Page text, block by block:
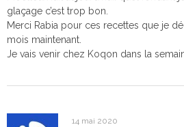
glaçage c’est trop bon.
Merci Rabia pour ces recettes que je
mois maintenant.
Je vais venir chez Koqon dans la
14 mai 2020